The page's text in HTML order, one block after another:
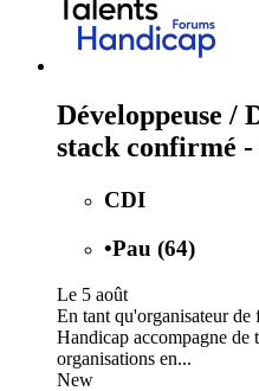
Développeuse /
stack confirmé -
CDI
•Pau (64)
Le 5 août
En tant qu'organisateur de
Handicap accompagne de
organisations en...
New